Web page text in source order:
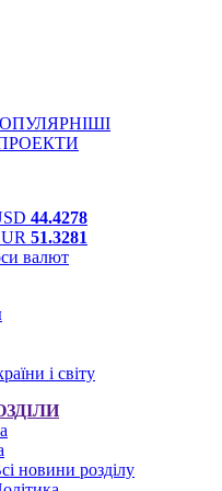
44.4278
51.3281
валют
новини розділу